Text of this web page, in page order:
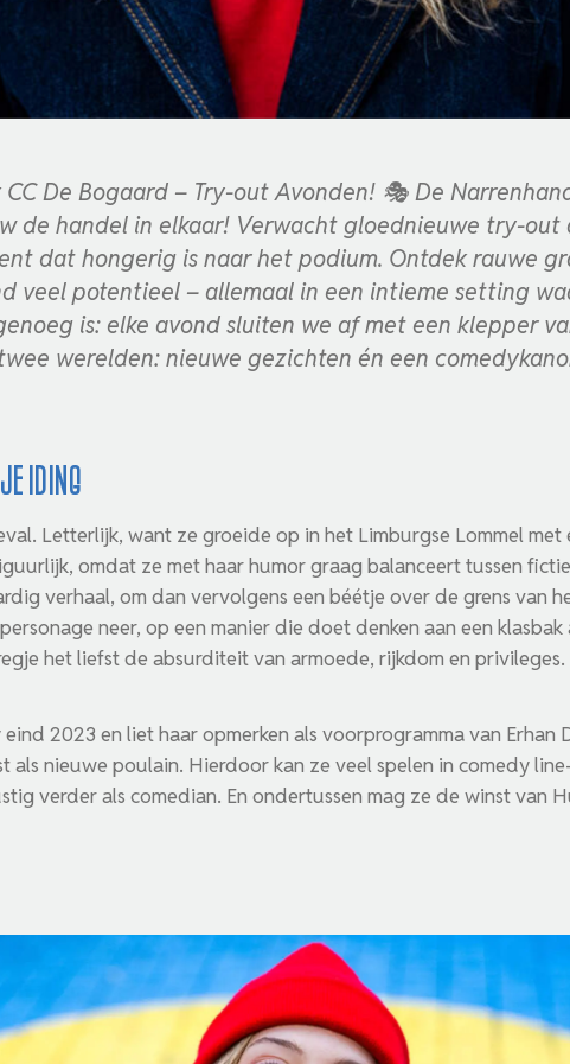
De Bogaard – Try-out Avonden! 🎭 De
de handel in elkaar! Verwacht gloednieuwe try-out
dat hongerig is naar het podium. Ontdek rauwe
veel potentieel – allemaal in een intieme setting
is: elke avond sluiten we af met een klepper
werelden: nieuwe gezichten én een
Iding
Letterlijk, want ze groeide op in het Limburgse Lommel met
omdat ze met haar humor graag balanceert tussen
verhaal, om dan vervolgens een béétje over de grens van
neer, op een manier die doet denken aan een
het liefst de absurditeit van armoede, rijkdom en privileges.
2023 en liet haar opmerken als voorprogramma van Erhan
nieuwe poulain. Hierdoor kan ze veel spelen in comedy
verder als comedian. En ondertussen mag ze de winst van